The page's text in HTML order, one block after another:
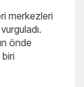
merkezleri
önde